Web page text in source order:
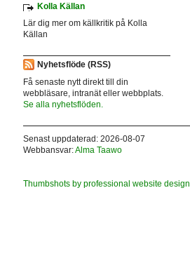
Kolla Källan
Lär dig mer om källkritik på Kolla
Källan
Nyhetsflöde (RSS)
Få senaste nytt direkt till din
webbläsare, intranät eller webbplats.
Se alla nyhetsflöden.
Senast uppdaterad: 2026-08-07
Webbansvar:Alma Taawo
Thumbshots by professional website design